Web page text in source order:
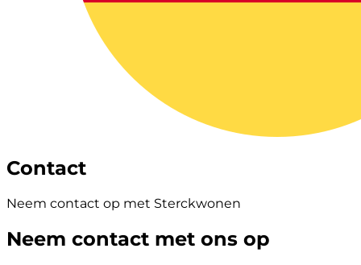
Contact
Neem contact op met Sterckwonen
Neem contact met ons op